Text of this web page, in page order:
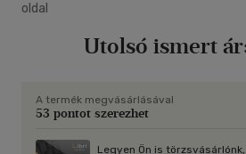
oldal
Utolsó ismert
A termék megvásárlásával
53 pontot szerezhet
Legyen Ön is